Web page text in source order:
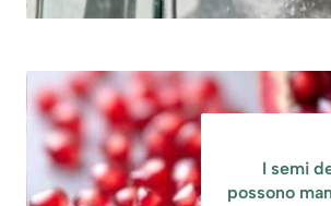
I semi
possono